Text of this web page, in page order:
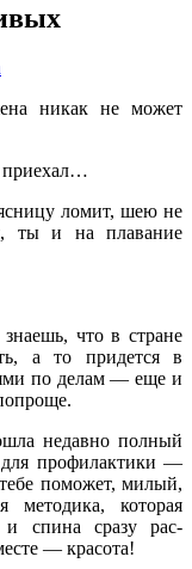
никак не может
приехал…
ломит, шею не
ты и на плавание
что в стране
а то придется в
по делам — еще и
недавно полный
для профилактики —
поможет, милый,
методика, кото­рая
спина сразу рас­
— красота!